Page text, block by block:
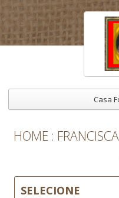
Casa
HOME
SELECIONE